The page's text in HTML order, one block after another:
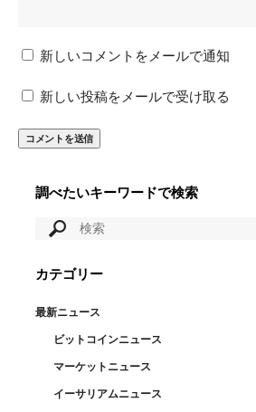
新しいコメントをメールで通知
新しい投稿をメールで受け取る
調べたいキーワードで検索
カテゴリー
最新ニュース
ビットコインニュース
マーケットニュース
イーサリアムニュース